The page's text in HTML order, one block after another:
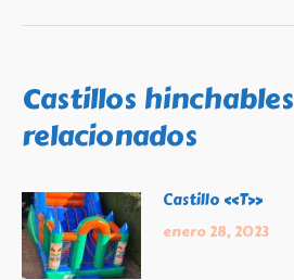
Castillos hinchables
relacionados
Castillo «T»
enero 28, 2023